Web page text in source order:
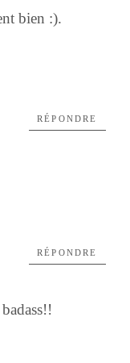
bien :).
RÉPONDRE
RÉPONDRE